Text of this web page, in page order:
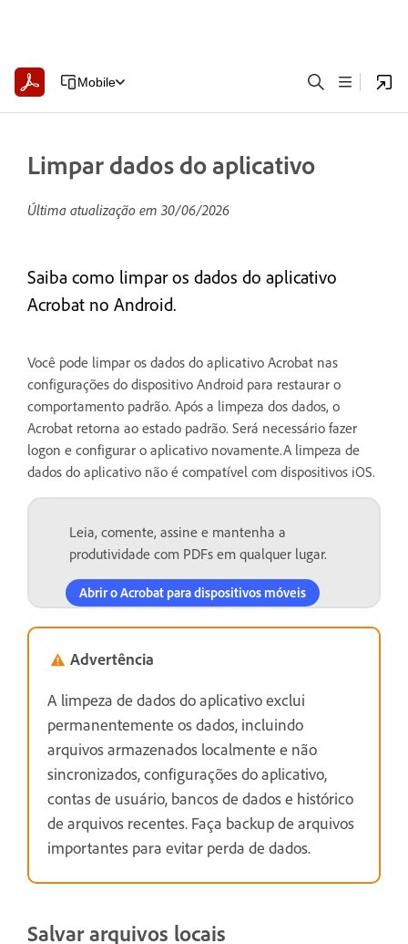
Mobile
Limpar dados do aplicativo
Última atualização em 30/06/2026
Saiba como limpar os dados do aplicativo
Acrobat no Android.
Você pode limpar os dados do aplicativo Acrobat nas
configurações do dispositivo Android para restaurar o
comportamento padrão. Após a limpeza dos dados, o
Acrobat retorna ao estado padrão. Será necessário fazer
logon e configurar o aplicativo novamente.A limpeza de
dados do aplicativo não é compatível com dispositivos iOS.
Leia, comente, assine e mantenha a
produtividade com PDFs em qualquer lugar.
Abrir o Acrobat para dispositivos móveis
Advertência
A limpeza de dados do aplicativo exclui
permanentemente os dados, incluindo
arquivos armazenados localmente e não
sincronizados, configurações do aplicativo,
contas de usuário, bancos de dados e histórico
de arquivos recentes. Faça backup de arquivos
importantes para evitar perda de dados.
Salvar arquivos locais